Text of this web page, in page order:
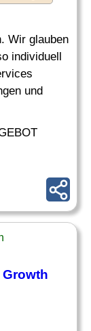
Wir glauben
individuell
und